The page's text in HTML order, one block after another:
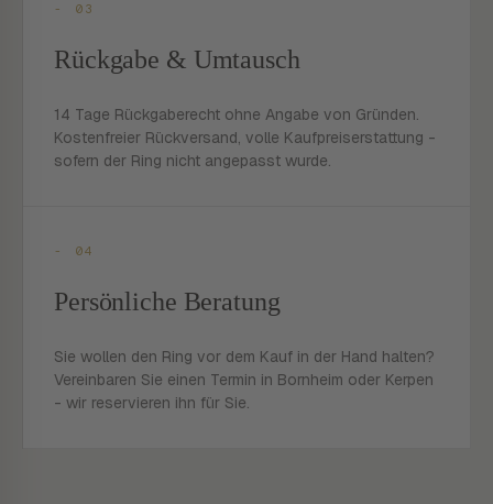
- 03
Rückgabe & Umtausch
14 Tage Rückgaberecht ohne Angabe von Gründen.
Kostenfreier Rückversand, volle Kaufpreiserstattung -
sofern der Ring nicht angepasst wurde.
- 04
Persönliche Beratung
Sie wollen den Ring vor dem Kauf in der Hand halten?
Vereinbaren Sie einen Termin in Bornheim oder Kerpen
- wir reservieren ihn für Sie.